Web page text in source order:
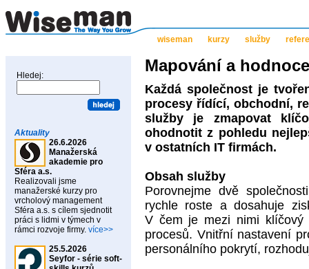
wiseman kurzy služby
Hledej:
Aktuality
26.6.2026
Manažerská
akademie pro
Sféra a.s.
Realizovali jsme
manažerské kurzy pro
vrcholový management
Sféra a.s. s cílem sjednotit
práci s lidmi v týmech v
rámci rozvoje firmy. více>>
25.5.2026
Seyfor - série soft-
Mapování a
Každá společnost je
procesy řídící, obchodní,
služby je zmapovat
ohodnotit z pohledu
v ostatních IT firmách.
Obsah služby
Porovnejme dvě
rychle roste a dosahuje
V čem je mezi nimi klíčový
procesů. Vnitřní nastavení
personálního pokrytí,